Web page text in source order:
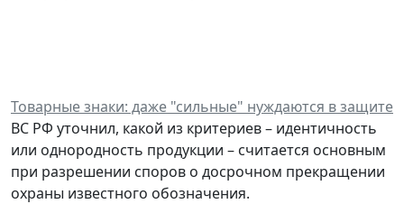
Товарные знаки: даже "сильные" нуждаются в защите
ВС РФ уточнил, какой из критериев – идентичность
или однородность продукции – считается основным
при разрешении споров о досрочном прекращении
охраны известного обозначения.